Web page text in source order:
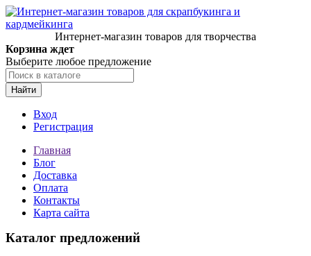
Интернет-магазин товаров для творчества
Корзина ждет
Выберите любое предложение
Найти
Вход
Регистрация
Главная
Блог
Доставка
Оплата
Контакты
Карта сайта
Каталог предложений